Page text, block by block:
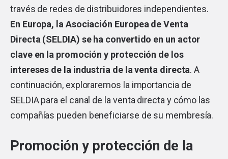
través de redes de distribuidores independientes.
En Europa, la Asociación Europea de Venta
Directa (SELDIA) se ha convertido en un actor
clave en la promoción y protección de los
intereses de la industria de la venta directa. A
continuación, exploraremos la importancia de
SELDIA para el canal de la venta directa y cómo las
compañías pueden beneficiarse de su membresía.
Promoción y protección de la